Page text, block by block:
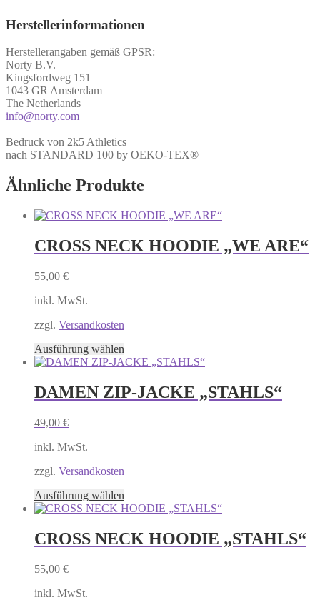
Herstellerinformationen
Herstellerangaben gemäß GPSR:
Norty B.V.
Kingsfordweg 151
1043 GR Amsterdam
The Netherlands
info@norty.com
Bedruck von 2k5 Athletics
nach STANDARD 100 by OEKO-TEX®
Ähnliche Produkte
CROSS NECK HOODIE „WE ARE“
55,00 €
inkl. MwSt.
zzgl. Versandkosten
Ausführung wählen
Produkt
mehrere
Varianten
der
gewählt
werden
DAMEN ZIP-JACKE „STAHLS“
49,00 €
inkl. MwSt.
zzgl. Versandkosten
Ausführung wählen
Produkt
mehrere
Varianten
CROSS NECK HOODIE „STAHLS“
55,00 €
inkl. MwSt.